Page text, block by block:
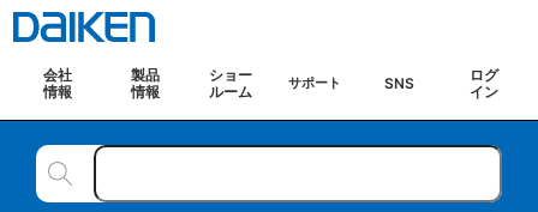
会社
情報
製品
情報
ショー
ルーム
サポート SNS
ログ
イン